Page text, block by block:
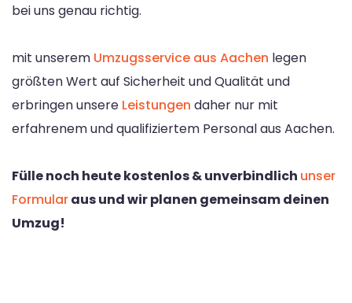
bei uns genau richtig.
mit unserem Umzugsservice aus Aachen legen
größten Wert auf Sicherheit und Qualität und
erbringen unsere Leistungen daher nur mit
erfahrenem und qualifiziertem Personal aus Aachen.
Fülle noch heute kostenlos & unverbindlich unser
Formularaus und wir planen gemeinsam deinen
Umzug!